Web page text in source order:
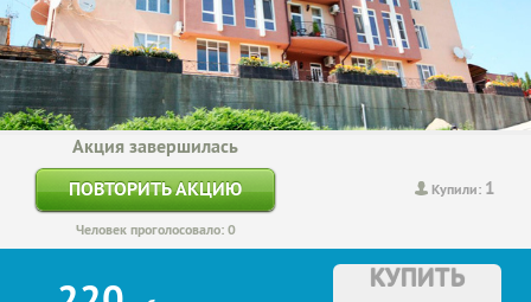
Купили: 1
Акция завершилась
ПОВТОРИТЬ АКЦИЮ
Человек проголосовало: 0
КУПИТЬ